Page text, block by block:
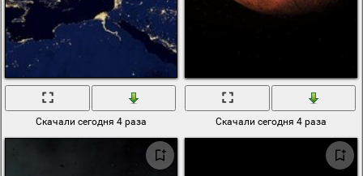
Скачали сегодня 4 раза Скачали сегодня 4 раза